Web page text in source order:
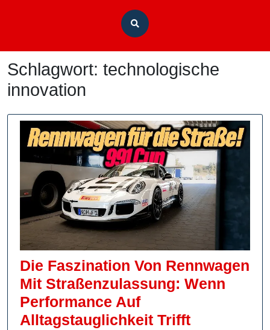
Schlagwort: technologische
innovation
Die Faszination Von Rennwagen
Mit Straßenzulassung: Wenn
Performance Auf
Alltagstauglichkeit TrifftDie